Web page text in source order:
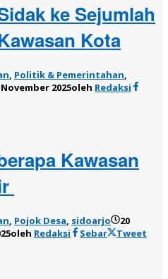
ke Sejumlah
Kota
, Politik & Pemerintahan,
November 2025oleh Redaksi
Kawasan
, Pojok Desa, sidoarjo
20
oleh Redaksi Sebar
Tweet